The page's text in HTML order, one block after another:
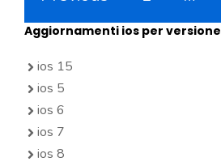
Aggiornamenti ios per versione
ios 15
ios 5
ios 6
ios 7
ios 8